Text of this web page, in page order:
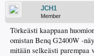
JCH1
Member
Törkeästi kaappaan
omistan Benq G2400W -
mitään selkeästi parempaa